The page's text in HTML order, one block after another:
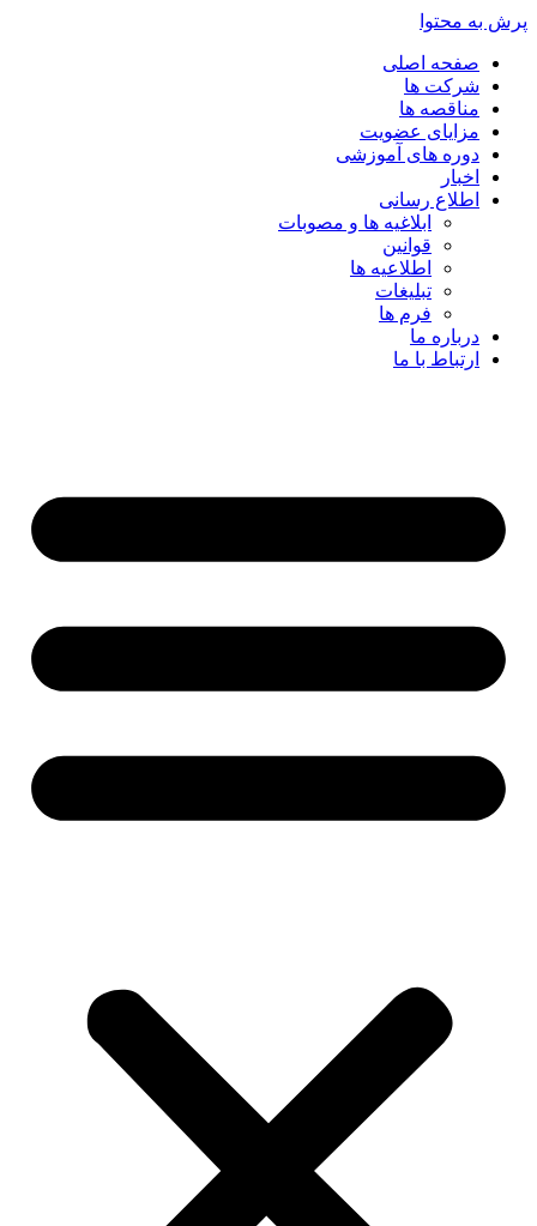
پرش به محتوا
صفحه اصلی
شرکت ها
مناقصه ها
مزایای عضویت
دوره های آموزشی
اخبار
اطلاع رسانی
ابلاغیه ها و مصوبات
قوانین
اطلاعیه ها
تبلیغات
فرم ها
درباره ما
ارتباط با ما